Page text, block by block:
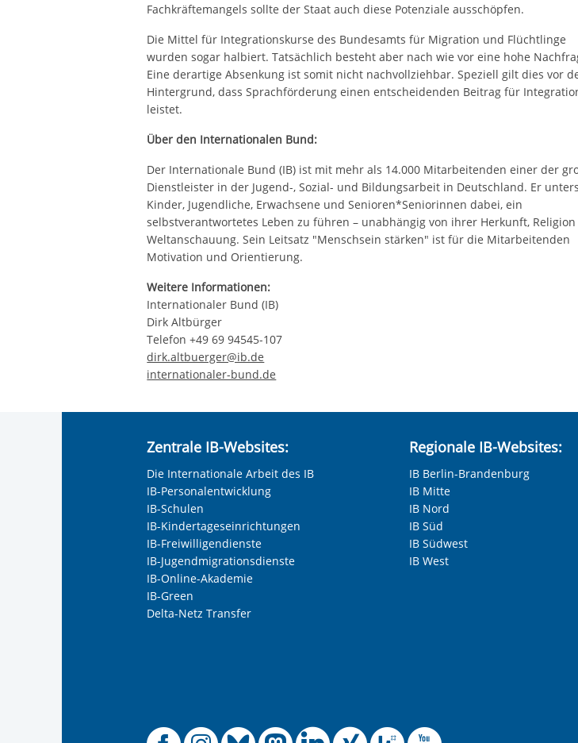
Fachkräftemangels sollte der Staat auch diese Potenziale ausschöpfen.
Die Mittel für Integrationskurse des Bundesamts für Migration und Flüchtlinge
wurden sogar halbiert. Tatsächlich besteht aber nach wie vor eine hohe
Eine derartige Absenkung ist somit nicht nachvollziehbar. Speziell gilt dies vor
Hintergrund, dass Sprachförderung einen entscheidenden Beitrag für
leistet.
Über den Internationalen Bund:
Der Internationale Bund (IB) ist mit mehr als 14.000 Mitarbeitenden einer der
Dienstleister in der Jugend-, Sozial- und Bildungsarbeit in Deutschland. Er
Kinder, Jugendliche, Erwachsene und Senioren*Seniorinnen dabei, ein
selbstverantwortetes Leben zu führen – unabhängig von ihrer Herkunft,
Weltanschauung. Sein Leitsatz "Menschsein stärken" ist für die Mitarbeitenden
Motivation und Orientierung.
Weitere Informationen:
Internationaler Bund (IB)
Dirk Altbürger
Telefon +49 69 94545-107
dirk.altbuerger@ib.de
internationaler-bund.de
Zentrale IB-Websites:
Die Internationale Arbeit des IB
IB-Personalentwicklung
IB-Schulen
IB-Kindertageseinrichtungen
IB-Freiwilligendienste
IB-Jugendmigrationsdienste
IB-Online-Akademie
IB-Green
Delta-Netz Transfer
Regionale IB-Websites:
IB Berlin-Brandenburg
IB Mitte
IB Nord
IB Süd
IB Südwest
IB West